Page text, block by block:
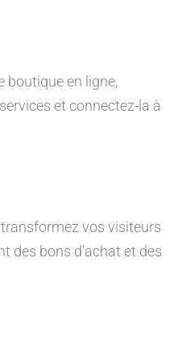
boutique en ligne,
et connectez-la à
vos visiteurs
des bons d’achat et des